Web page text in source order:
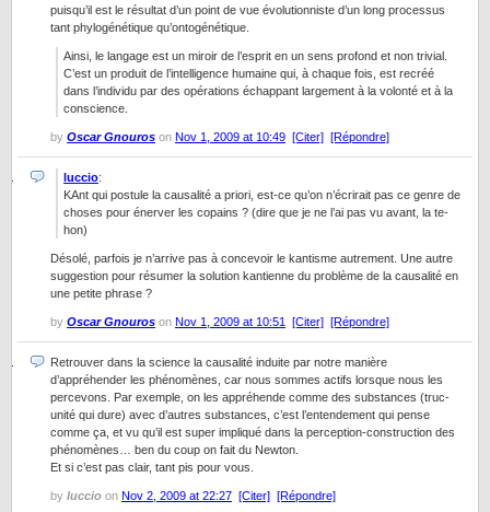
puisqu’il est le résultat d’un point de vue évolutionniste d’un long processus
tant phylogénétique qu’ontogénétique.
Ainsi, le langage est un miroir de l’esprit en un sens profond et non trivial.
C’est un produit de l’intelligence humaine qui, à chaque fois, est recréé
dans l’individu par des opérations échappant largement à la volonté et à la
conscience.
by Oscar Gnouros on Nov 1, 2009 at 10:49 [Citer] [Répondre]
luccio:
KAnt qui postule la causalité a priori, est-ce qu’on n’écrirait pas ce genre de
choses pour énerver les copains ? (dire que je ne l’ai pas vu avant, la te-
hon)
Désolé, parfois je n’arrive pas à concevoir le kantisme autrement. Une autre
suggestion pour résumer la solution kantienne du problème de la causalité en
une petite phrase ?
by Oscar Gnouros on Nov 1, 2009 at 10:51 [Citer] [Répondre]
Retrouver dans la science la causalité induite par notre manière
d’appréhender les phénomènes, car nous sommes actifs lorsque nous les
percevons. Par exemple, on les appréhende comme des substances (truc-
unité qui dure) avec d’autres substances, c’est l’entendement qui pense
comme ça, et vu qu’il est super impliqué dans la perception-construction des
phénomènes… ben du coup on fait du Newton.
Et si c’est pas clair, tant pis pour vous.
by luccio on Nov 2, 2009 at 22:27 [Citer] [Répondre]